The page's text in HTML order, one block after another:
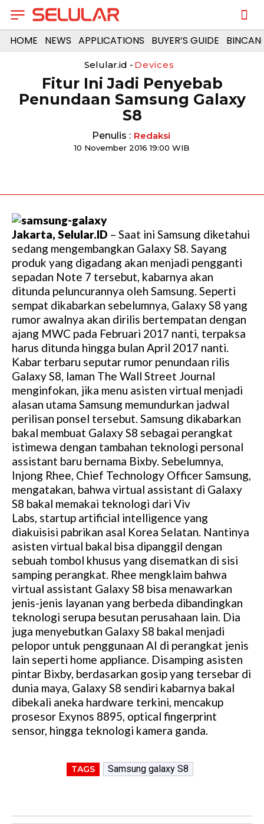
HOME NEWS APPLICATIONS BUYER’S GUIDE
Selular.id - Devices
Fitur Ini Jadi Penyebab
Penundaan Samsung Galaxy
S8
Penulis : Redaksi
10 November 2016 19:00 WIB
Jakarta, Selular.ID – Saat ini Samsung diketahui
sedang mengembangkan Galaxy S8. Sayang
produk yang digadang akan menjadi pengganti
sepadan Note 7 tersebut, kabarnya akan
ditunda peluncurannya oleh Samsung. Seperti
sempat dikabarkan sebelumnya, Galaxy S8 yang
rumor awalnya akan dirilis bertempatan dengan
ajang MWC pada Februari 2017 nanti, terpaksa
harus ditunda hingga bulan April 2017 nanti.
Kabar terbaru seputar rumor penundaan rilis
Galaxy S8, laman The Wall Street Journal
menginfokan, jika menu asisten virtual menjadi
alasan utama Samsung memundurkan jadwal
perilisan ponsel tersebut. Samsung dikabarkan
bakal membuat Galaxy S8 sebagai perangkat
istimewa dengan tambahan teknologi personal
assistant baru bernama Bixby. Sebelumnya,
Injong Rhee, Chief Technology Officer Samsung,
mengatakan, bahwa virtual assistant di Galaxy
S8 bakal memakai teknologi dari Viv
Labs, startup artificial intelligence yang
diakuisisi pabrikan asal Korea Selatan. Nantinya
asisten virtual bakal bisa dipanggil dengan
sebuah tombol khusus yang disematkan di sisi
samping perangkat. Rhee mengklaim bahwa
virtual assistant Galaxy S8 bisa menawarkan
jenis-jenis layanan yang berbeda dibandingkan
teknologi serupa besutan perusahaan lain. Dia
juga menyebutkan Galaxy S8 bakal menjadi
pelopor untuk penggunaan AI di perangkat jenis
lain seperti home appliance. Disamping asisten
pintar Bixby, berdasarkan gosip yang tersebar di
dunia maya, Galaxy S8 sendiri kabarnya bakal
dibekali aneka hardware terkini, mencakup
prosesor Exynos 8895, optical fingerprint
sensor, hingga teknologi kamera ganda.
TAGS Samsung galaxy S8